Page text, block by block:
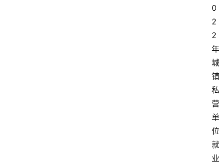
0
2
2
年
城
镇
私
营
单
位
就
业